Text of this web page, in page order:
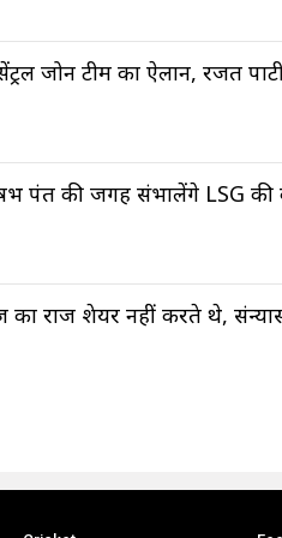
जोन टीम का ऐलान, रजत
पंत की जगह संभालेंगे LSG की
राज शेयर नहीं करते थे,